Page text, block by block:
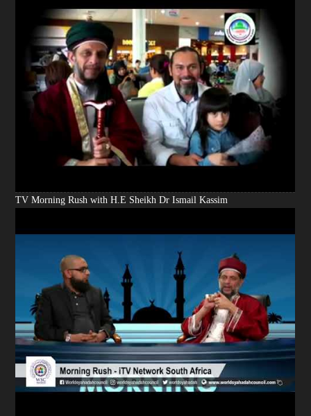
TV Morning Rush with H.E Sheikh Dr Ismail Kassim